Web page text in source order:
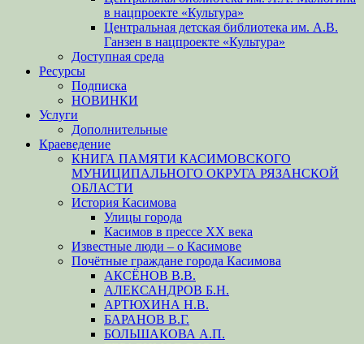
в нацпроекте «Культура»
Центральная детская библиотека им. А.В.
Ганзен в нацпроекте «Культура»
Доступная среда
Ресурсы
Подписка
НОВИНКИ
Услуги
Дополнительные
Краеведение
КНИГА ПАМЯТИ КАСИМОВСКОГО
МУНИЦИПАЛЬНОГО ОКРУГА РЯЗАНСКОЙ
ОБЛАСТИ
История Касимова
Улицы города
Касимов в прессе XX века
Известные люди – о Касимове
Почётные граждане города Касимова
АКСЁНОВ В.В.
АЛЕКСАНДРОВ Б.Н.
АРТЮХИНА Н.В.
БАРАНОВ В.Г.
БОЛЬШАКОВА А.П.